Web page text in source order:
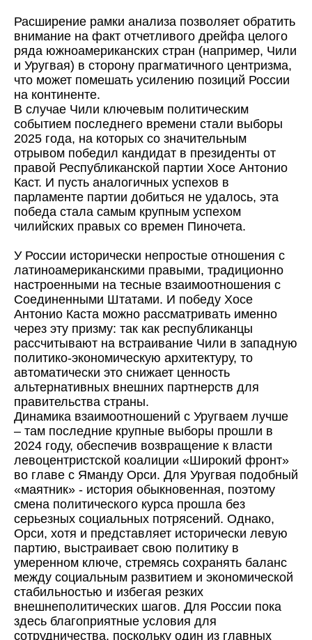
Расширение рамки анализа позволяет обратить
внимание на факт отчетливого дрейфа целого
ряда южноамериканских стран (например, Чили
и Уругвая) в сторону прагматичного центризма,
что может помешать усилению позиций России
на континенте.
В случае Чили ключевым политическим
событием последнего времени стали выборы
2025 года, на которых со значительным
отрывом победил кандидат в президенты от
правой Республиканской партии Хосе Антонио
Каст. И пусть аналогичных успехов в
парламенте партии добиться не удалось, эта
победа стала самым крупным успехом
чилийских правых со времен Пиночета.
У России исторически непростые отношения с
латиноамериканскими правыми, традиционно
настроенными на тесные взаимоотношения с
Соединенными Штатами. И победу Хосе
Антонио Каста можно рассматривать именно
через эту призму: так как республиканцы
рассчитывают на встраивание Чили в западную
политико-экономическую архитектуру, то
автоматически это снижает ценность
альтернативных внешних партнерств для
правительства страны.
Динамика взаимоотношений с Уругваем лучше
– там последние крупные выборы прошли в
2024 году, обеспечив возвращение к власти
левоцентристской коалиции «Широкий фронт»
во главе с Яманду Орси. Для Уругвая подобный
«маятник» - история обыкновенная, поэтому
смена политического курса прошла без
серьезных социальных потрясений. Однако,
Орси, хотя и представляет исторически левую
партию, выстраивает свою политику в
умеренном ключе, стремясь сохранять баланс
между социальным развитием и экономической
стабильностью и избегая резких
внешнеполитических шагов. Для России пока
здесь благоприятные условия для
сотрудничества, поскольку один из главных